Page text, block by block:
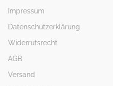
Impressum
Datenschutzerklärung
Widerrufsrecht
AGB
Versand